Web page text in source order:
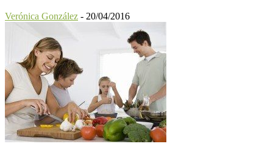
Verónica González - 20/04/2016